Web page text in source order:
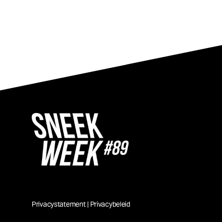
Privacystatement| Privacybeleid